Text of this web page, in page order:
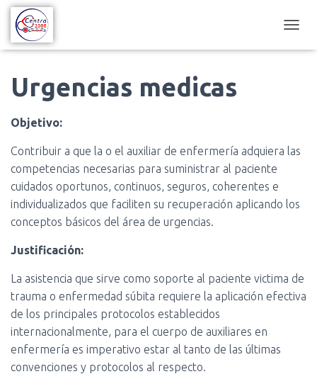
A
D
N
A
C
Urgencias medicas
Objetivo:
Contribuir a que la o el auxiliar de enfermería adquiera las
competencias necesarias para suministrar al paciente
cuidados oportunos, continuos, seguros, coherentes e
individualizados que faciliten su recuperación aplicando los
conceptos básicos del área de urgencias.
Justificación:
La asistencia que sirve como soporte al paciente victima de
trauma o enfermedad súbita requiere la aplicación efectiva
de los principales protocolos establecidos
internacionalmente, para el cuerpo de auxiliares en
enfermería es imperativo estar al tanto de las últimas
convenciones y protocolos al respecto.